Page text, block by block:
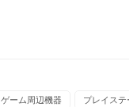
ゲーム周辺機器 プレイステ